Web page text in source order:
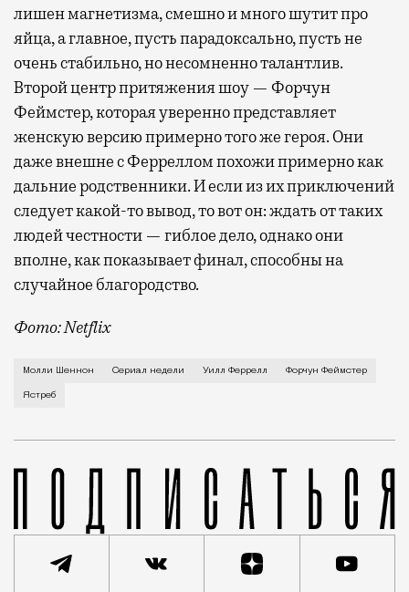
лишен магнетизма, смешно и много шутит про
яйца, а главное, пусть парадоксально, пусть не
очень стабильно, но несомненно талантлив.
Второй центр притяжения шоу — Форчун
Феймстер, которая уверенно представляет
женскую версию примерно того же героя. Они
даже внешне с Ферреллом похожи примерно как
дальние родственники. И если из их приключений
следует какой-то вывод, то вот он: ждать от таких
людей честности — гиблое дело, однако они
вполне, как показывает финал, способны на
случайное благородство.
Фото: Netflix
Когда-то Лонни Хокинс (Уилл Феррелл) был
Молли Шеннон Сериал недели Уилл Феррелл Форчун Феймстер
Ястреб